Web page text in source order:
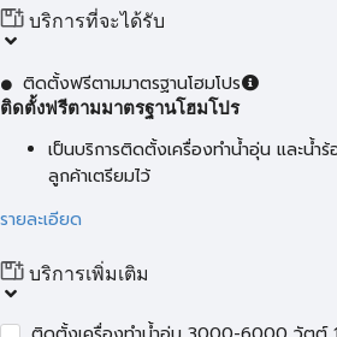
บริการที่จะได้รับ
ติดตั้งฟรีตามมาตรฐานโฮมโปร
ติดตั้งฟรีตามมาตรฐานโฮมโปร
เป็นบริการติดตั้งเครื่องทำน้ำอุ่น และน้ำ
ลูกค้าเตรียมไว้
รายละเอียด
บริการเพิ่มเติม